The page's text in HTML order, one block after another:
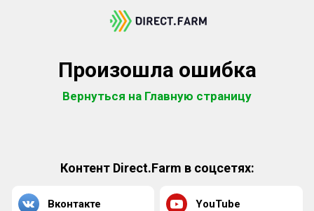
Произошла ошибка
Вернуться на Главную страницу
Контент Direct.Farm в соцсетях:
Вконтакте YouTube